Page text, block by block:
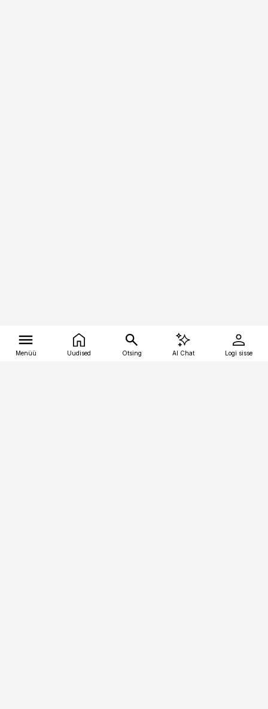
Menüü Uudised Otsing AI Chat Logi sisse